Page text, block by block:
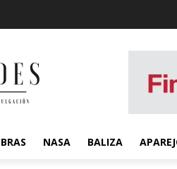
NASA BALIZA